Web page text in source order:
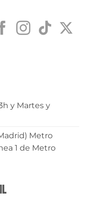
y Martes y
Metro
1 de Metro